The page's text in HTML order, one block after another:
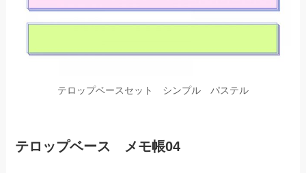
テロップベースセット シンプル パステル
テロップベース メモ帳04